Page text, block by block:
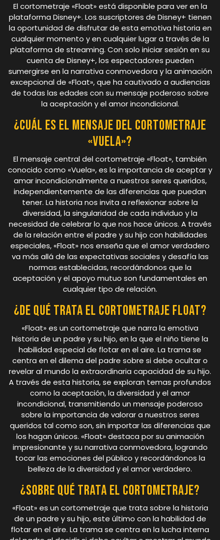
El cortometraje «Float» está disponible para ver en la
plataforma Disney+. Los suscriptores de Disney+ tienen
la oportunidad de disfrutar de esta emotiva historia en
cualquier momento y en cualquier lugar a través de la
plataforma de streaming. Con solo iniciar sesión en su
cuenta de Disney+, los espectadores pueden
sumergirse en la narrativa conmovedora y la animación
excepcional de «Float», que ha cautivado a audiencias
de todas las edades con su mensaje poderoso sobre
la aceptación y el amor incondicional.
¿Cuál es el mensaje del cortometraje
«Vuela»?
El mensaje central del cortometraje «Float», también
conocido como «Vuela», es la importancia de aceptar y
amar incondicionalmente a nuestros seres queridos,
independientemente de las diferencias que puedan
tener. La historia nos invita a reflexionar sobre la
diversidad, la singularidad de cada individuo y la
necesidad de celebrar lo que nos hace únicos. A través
de la relación entre el padre y su hijo con habilidades
especiales, «Float» nos enseña que el amor verdadero
va más allá de las expectativas sociales y desafía las
normas establecidas, recordándonos que la
aceptación y el apoyo mutuo son fundamentales en
cualquier tipo de relación.
¿De qué trata el cortometraje float?
«Float» es un cortometraje que narra la emotiva
historia de un padre y su hijo, en la que el niño tiene la
habilidad especial de flotar en el aire. La trama se
centra en el dilema del padre sobre si debe ocultar o
revelar al mundo la extraordinaria capacidad de su hijo.
A través de esta historia, se exploran temas profundos
como la aceptación, la diversidad y el amor
incondicional, transmitiendo un mensaje poderoso
sobre la importancia de valorar a nuestros seres
queridos tal como son, sin importar las diferencias que
los hagan únicos. «Float» destaca por su animación
impresionante y su narrativa conmovedora, logrando
tocar las emociones del público y recordándonos la
belleza de la diversidad y el amor verdadero.
¿Sobre qué trata el cortometraje?
«Float» es un cortometraje que trata sobre la historia
de un padre y su hijo, este último con la habilidad de
flotar en el aire. La trama se centra en la lucha interna